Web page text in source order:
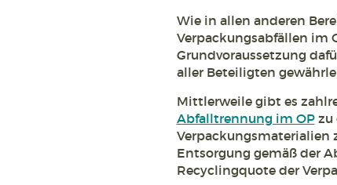
Wie in allen anderen
Verpackungsabfällen im
Grundvoraussetzung
aller Beteiligten
Mittlerweile gibt es
Abfalltrennung im OPzu
Verpackungsmaterialien
Entsorgung gemäß der
Recyclingquote der